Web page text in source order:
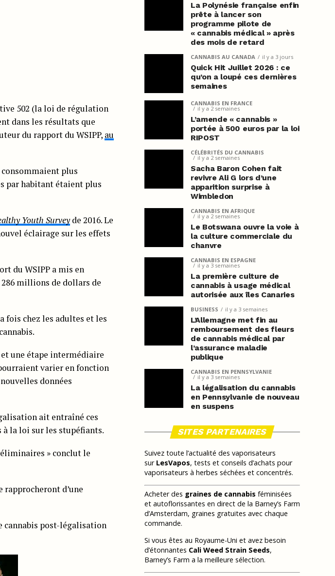
502 (la loi de régulation
dans les résultats que
du rapport du WSIPP, au
plus
par habitant étaient plus
Youth Surveyde 2016. Le
éclairage sur les effets
du WSIPP a mis en
millions de dollars de
fois chez les adultes et les
une étape intermédiaire
varier en fonction
données
ait entraîné ces
la loi sur les stupéfiants.
» conclut le
d’une
cannabis post-légalisation
La Polynésie française enfin
prête à lancer son
programme pilote de
« cannabis médical » après
des mois de retard
CANNABIS AU CANADA il y a 3 jours
Quick Hit Juillet 2026 : ce
qu’on a loupé ces dernières
semaines
CANNABIS EN FRANCE
il y a 2 semaines
L’amende « cannabis »
portée à 500 euros par la loi
RIPOST
CÉLÉBRITÉS DU CANNABIS
il y a 2 semaines
Sacha Baron Cohen fait
revivre Ali G lors d’une
apparition surprise à
Wimbledon
CANNABIS EN AFRIQUE
il y a 2 semaines
Le Botswana ouvre la voie à
la culture commerciale du
chanvre
CANNABIS EN ESPAGNE
il y a 3 semaines
La première culture de
cannabis à usage médical
autorisée aux îles Canaries
BUSINESS il y a 3 semaines
L’Allemagne met fin au
remboursement des fleurs
de cannabis médical par
l’assurance maladie
publique
CANNABIS EN PENNSYLVANIE
il y a 3 semaines
La légalisation du cannabis
en Pennsylvanie de nouveau
en suspens
SITES PARTENAIRES
Suivez toute l’actualité des vaporisateurs
sur LesVapos, tests et conseils d’achats pour
vaporisateurs à herbes séchées et concentrés.
Acheter des graines de cannabis féminisées
et autoflorissantes en direct de la Barney’s Farm
d’Amsterdam, graines gratuites avec chaque
commande.
Si vous êtes au Royaume-Uni et avez besoin
d’étonnantes Cali Weed Strain Seeds,
Barney’s Farm a la meilleure sélection.